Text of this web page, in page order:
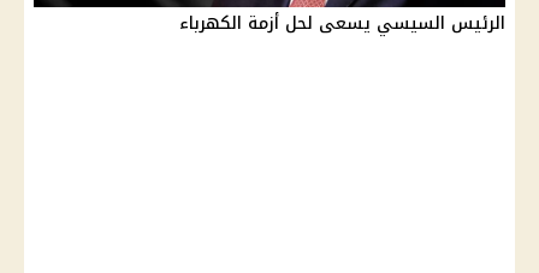
الرئيس السيسي يسعى لحل أزمة الكهرباء